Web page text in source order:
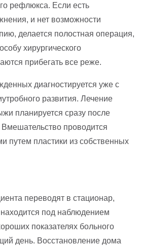
рефлюкса. Если есть
и нет возможности
делается полостная операция,
хирургического
прибегать все реже.
диагностируется уже с
развития. Лечение
планируется сразу после
проводится
путем пластики из собственных
переводят в стационар,
под наблюдением
показателях больного
день. Восстановление дома